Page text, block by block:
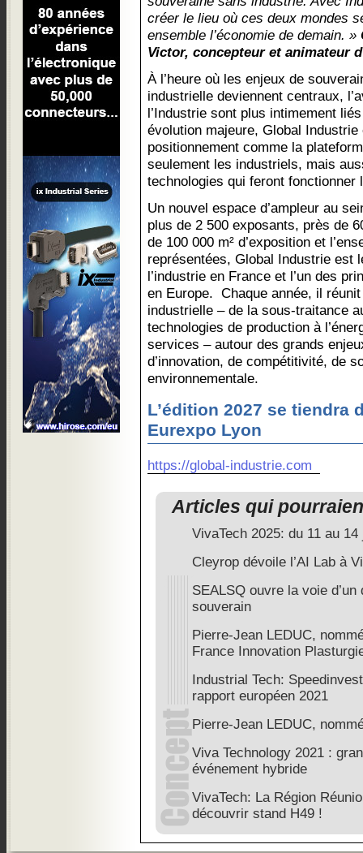
créer le lieu où ces deux mondes
ensemble l’économie de demain. »
Victor, concepteur et animateur
À l’heure où les enjeux de
industrielle deviennent centraux,
l’Industrie sont plus intimement
évolution majeure, Global
positionnement comme la
seulement les industriels, mais
technologies qui feront fonctionner
Un nouvel espace d’ampleur au
plus de 2 500 exposants, près de
de 100 000 m² d’exposition et
représentées, Global Industrie est
l’industrie en France et l’un des
en Europe. Chaque année, il
industrielle – de la sous-traitance
technologies de production à
services – autour des grands
d’innovation, de compétitivité, de
environnementale.
L’édition 2027 se tiendra
Eurexpo Lyon
https://global-industrie.com
Articles qui
VivaTech 2025: du 11 au
Cleyrop dévoile l’AI Lab à
SEALSQ ouvre la voie
souverain
Pierre-Jean LEDUC,
France Innovation
Industrial Tech:
rapport européen 2021
Pierre-Jean LEDUC,
Viva Technology 2021 :
événement hybride
VivaTech: La Région
découvrir stand H49 !